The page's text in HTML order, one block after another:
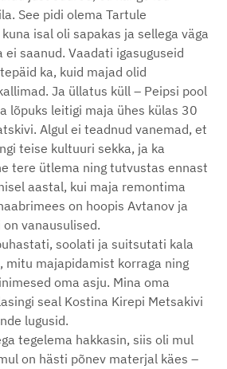
See pidi olema Tartule
isal oli sapakas ja sellega väga
saanud. Vaadati igasuguseid
ka, kuid majad olid
Ja üllatus küll – Peipsi pool
lõpuks leitigi maja ühes külas 30
Algul ei teadnud vanemad, et
teise kultuuri sekka, ja ka
tere ütlema ning tutvustas ennast
aastal, kui maja remontima
on hoopis Avtanov ja
vanausulised.
soolati ja suitsutati kala
mitu majapidamist korraga ning
oma asju. Mina oma
seal Kostina Kirepi Metsakivi
lugusid.
tegelema hakkasin, siis oli mul
on hästi põnev materjal käes –